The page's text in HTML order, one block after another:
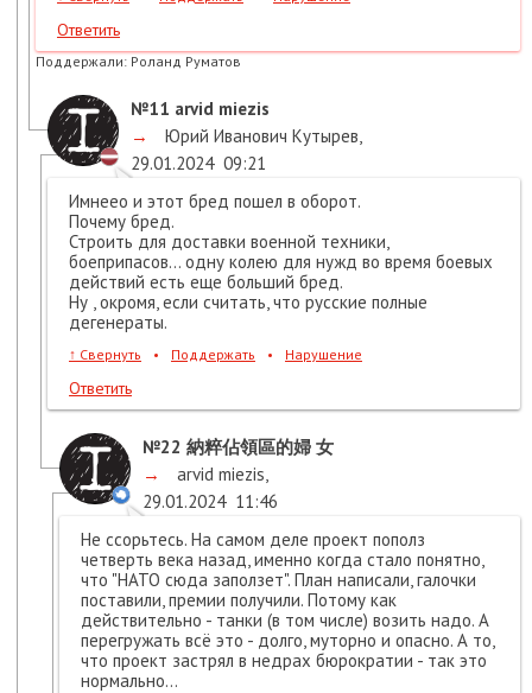
Ответить
Поддержали: Роланд Руматов
№11 arvid miezis
→
Юрий Иванович Кутырев
29.01.2024 09:21
Имнеео и этот бред пошел в оборот.
Почему бред.
Строить для доставки военной техники,
боеприпасов... одну колею для нужд во время боевых
действий есть еще больший бред.
Ну , окромя, если считать, что русские полные
дегенераты.
↑ Свернуть • Поддержать • Нарушение
Ответить
№22 納粹佔領區的婦 女
→
arvid miezis
29.01.2024 11:46
Не ссорьтесь. На самом деле проект пополз
четверть века назад, именно когда стало понятно,
что "НАТО сюда заползет". План написали, галочки
поставили, премии получили. Потому как
действительно - танки (в том числе) возить надо. А
перегружать всё это - долго, муторно и опасно. А то,
что проект застрял в недрах бюрократии - так это
нормально...